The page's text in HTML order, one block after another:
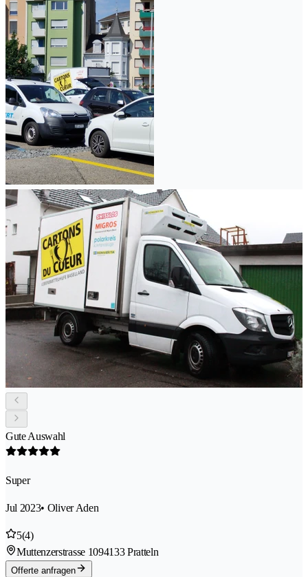
Gute Auswahl
Super
Jul 2023• Oliver Aden
5(4)
Muttenzerstrasse 1094133 Pratteln
Offerte anfragen